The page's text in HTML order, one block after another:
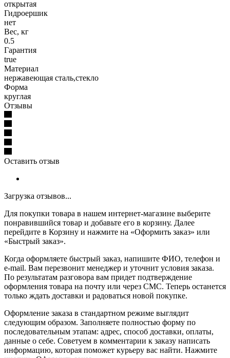
открытая
Гидроершик
нет
Вес, кг
0.5
Гарантия
true
Материал
нержавеющая сталь,стекло
Форма
круглая
Отзывы
Оставить отзыв
Загрузка отзывов...
Для покупки товара в нашем интернет-магазине выберите
понравившийся товар и добавьте его в корзину. Далее
перейдите в Корзину и нажмите на «Оформить заказ» или
«Быстрый заказ».
Когда оформляете быстрый заказ, напишите ФИО, телефон и
e-mail. Вам перезвонит менеджер и уточнит условия заказа.
По результатам разговора вам придет подтверждение
оформления товара на почту или через СМС. Теперь останется
только ждать доставки и радоваться новой покупке.
Оформление заказа в стандартном режиме выглядит
следующим образом. Заполняете полностью форму по
последовательным этапам: адрес, способ доставки, оплаты,
данные о себе. Советуем в комментарии к заказу написать
информацию, которая поможет курьеру вас найти. Нажмите